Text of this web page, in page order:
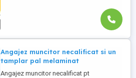
Angajez muncitor necalificat si un
tamplar pal melaminat
Angajez muncitor necalificat pt